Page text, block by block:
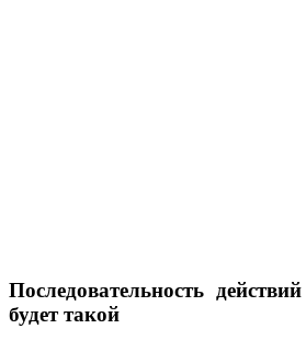
Последовательность
будет такой